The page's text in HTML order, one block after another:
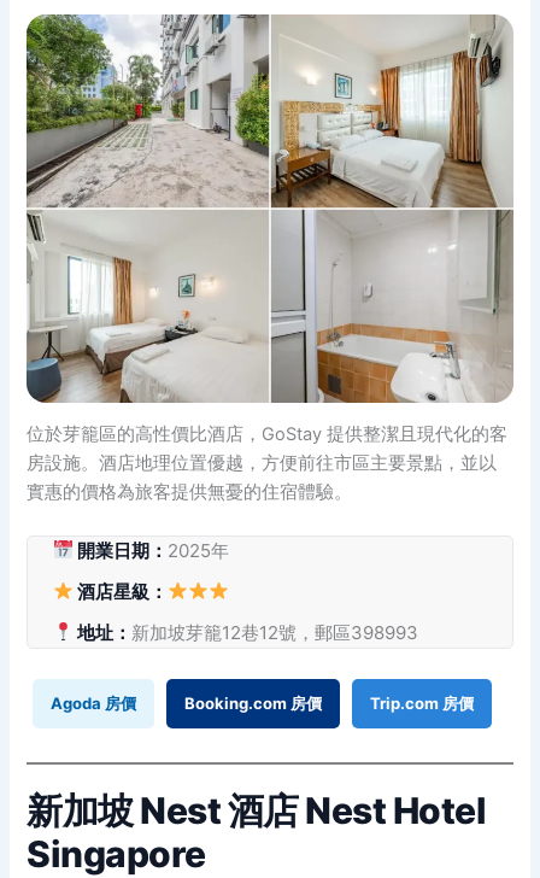
位於芽籠區的高性價比酒店，GoStay 提供整潔且現代化的客
房設施。酒店地理位置優越，方便前往市區主要景點，並以
實惠的價格為旅客提供無憂的住宿體驗。
開業日期： 2025年
酒店星級：
地址： 新加坡芽籠12巷12號，郵區398993
Agoda 房價 Booking.com 房價 Trip.com 房價
新加坡 Nest 酒店 Nest Hotel
Singapore